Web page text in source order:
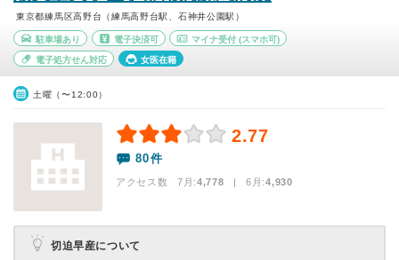
東京都練馬区高野台（練馬高野台駅、石神井公園駅）
駐車場あり 電子決済可 マイナ受付 (スマホ可)
電子処方せん対応 女医在籍
土曜（〜12:00）
2.77
80件
アクセス数 7月:4,778 | 6月:4,930
切迫早産について